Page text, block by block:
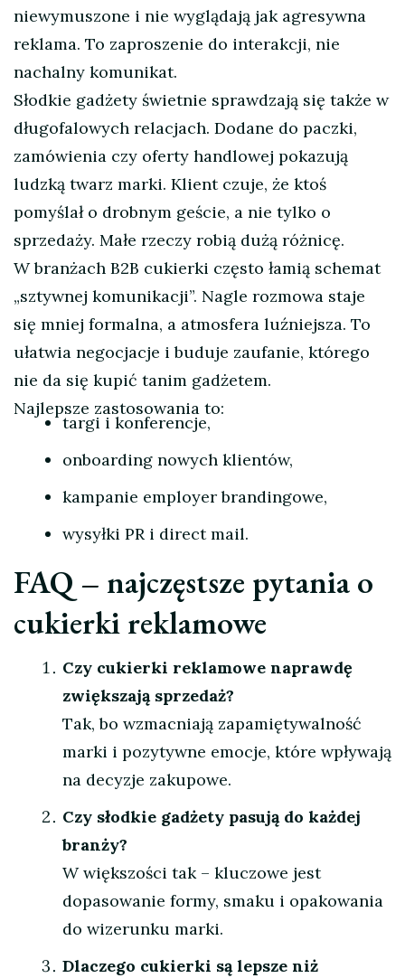
niewymuszone i nie wyglądają jak agresywna
reklama. To zaproszenie do interakcji, nie
nachalny komunikat.
Słodkie gadżety świetnie sprawdzają się także w
długofalowych relacjach. Dodane do paczki,
zamówienia czy oferty handlowej pokazują
ludzką twarz marki. Klient czuje, że ktoś
pomyślał o drobnym geście, a nie tylko o
sprzedaży. Małe rzeczy robią dużą różnicę.
W branżach B2B cukierki często łamią schemat
„sztywnej komunikacji”. Nagle rozmowa staje
się mniej formalna, a atmosfera luźniejsza. To
ułatwia negocjacje i buduje zaufanie, którego
nie da się kupić tanim gadżetem.
Najlepsze zastosowania to:
targi i konferencje,
onboarding nowych klientów,
kampanie employer brandingowe,
wysyłki PR i direct mail.
FAQ – najczęstsze pytania o
cukierki reklamowe
Czy cukierki reklamowe naprawdę
zwiększają sprzedaż?
Tak, bo wzmacniają zapamiętywalność
marki i pozytywne emocje, które wpływają
na decyzje zakupowe.
Czy słodkie gadżety pasują do każdej
branży?
W większości tak – kluczowe jest
dopasowanie formy, smaku i opakowania
do wizerunku marki.
Dlaczego cukierki są lepsze niż